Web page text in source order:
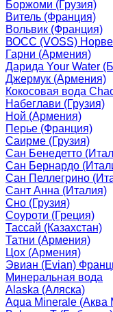
Боржоми (Грузия)
Витель (Франция)
Вольвик (Франция)
ВОСС (VOSS)
Гарни (Армения)
Дарида Your Water
Джермук (Армения)
Кокосовая вода
Набеглави (Грузия)
Ной (Армения)
Перье (Франция)
Саирме (Грузия)
Сан Бенедетто
Сан Бернардо
Сан Пеллегрино
Сант Анна (Италия)
Сно (Грузия)
Соуроти (Греция)
Тассай (Казахстан)
Татни (Армения)
Цох (Армения)
Эвиан (Evian)
Минеральная вода
Alaska (Аляска)
Aqua Minerale (Аква